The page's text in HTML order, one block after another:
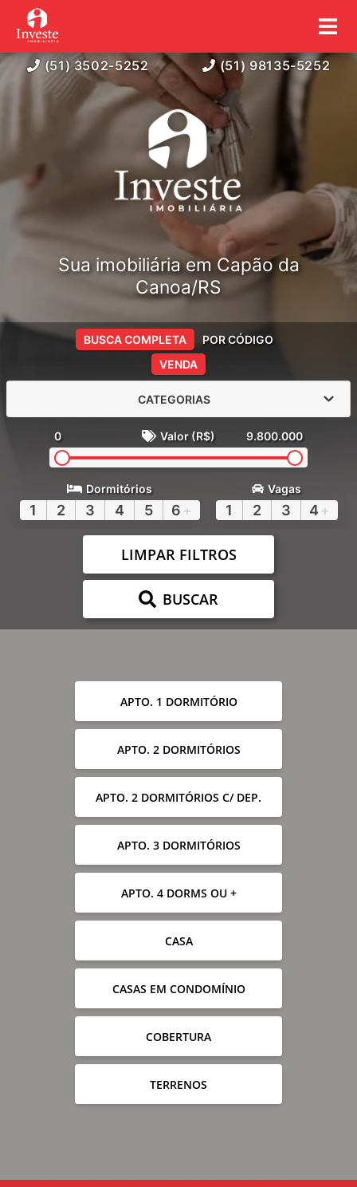
(51) 3502-5252 (51) 98135-5252
Sua imobiliária em Capão da
Canoa/RS
VENDA
BUSCA COMPLETA POR CÓDIGO
CATEGORIAS
0 Valor (R$) 9.800.000
Dormitórios
1 2 3 4 5 6 +
Vagas
1 2 3 4 +
LIMPAR FILTROS
BUSCAR
APTO. 1 DORMITÓRIO
APTO. 2 DORMITÓRIOS
APTO. 2 DORMITÓRIOS C/ DEP.
APTO. 3 DORMITÓRIOS
APTO. 4 DORMS OU +
CASA
CASAS EM CONDOMÍNIO
COBERTURA
TERRENOS